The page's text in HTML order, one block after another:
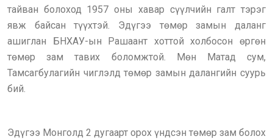
тайван болоход 1957 оны хавар сүүлчийн галт тэрэг
явж байсан түүхтэй. Эдүгээ төмөр замын даланг
ашиглан БНХАУ-ын Рашаант хоттой холбосон өргөн
төмөр зам тавих боломжтой. Мөн Матад сум,
Тамсагбулагийн чиглэлд төмөр замын далангийн суурь
бий.
Эдүгээ Монголд 2 дугаарт орох үндсэн төмөр зам болох